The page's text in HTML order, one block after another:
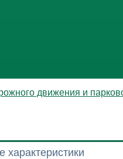
движения и
характеристики